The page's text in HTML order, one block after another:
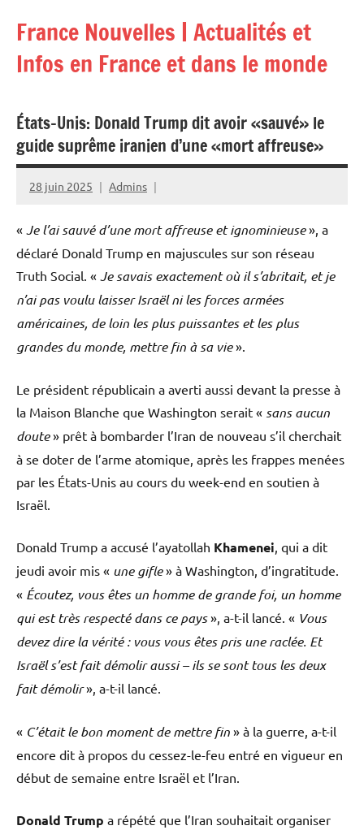
contenu
France Nouvelles | Actualités et
Infos en France et dans le monde
États-Unis: Donald Trump dit avoir «sauvé» le
guide suprême iranien d’une «mort affreuse»
28 juin 2025 Admins
« Je l’ai sauvé d’une mort affreuse et ignominieuse», a
déclaré Donald Trump en majuscules sur son réseau
Truth Social. « Je savais exactement où il s’abritait, et je
n’ai pas voulu laisser Israël ni les forces armées
américaines, de loin les plus puissantes et les plus
grandes du monde, mettre fin à sa vie».
Le président républicain a averti aussi devant la presse à
la Maison Blanche que Washington serait « sans aucun
doute» prêt à bombarder l’Iran de nouveau s’il cherchait
à se doter de l’arme atomique, après les frappes menées
par les États-Unis au cours du week-end en soutien à
Israël.
Donald Trump a accusé l’ayatollah Khamenei, qui a dit
jeudi avoir mis « une gifle» à Washington, d’ingratitude.
« Écoutez, vous êtes un homme de grande foi, un homme
qui est très respecté dans ce pays», a-t-il lancé. « Vous
devez dire la vérité : vous vous êtes pris une raclée. Et
Israël s’est fait démolir aussi – ils se sont tous les deux
fait démolir», a-t-il lancé.
« C’était le bon moment de mettre fin » à la guerre, a-t-il
encore dit à propos du cessez-le-feu entré en vigueur en
début de semaine entre Israël et l’Iran.
Donald Trump a répété que l’Iran souhaitait organiser